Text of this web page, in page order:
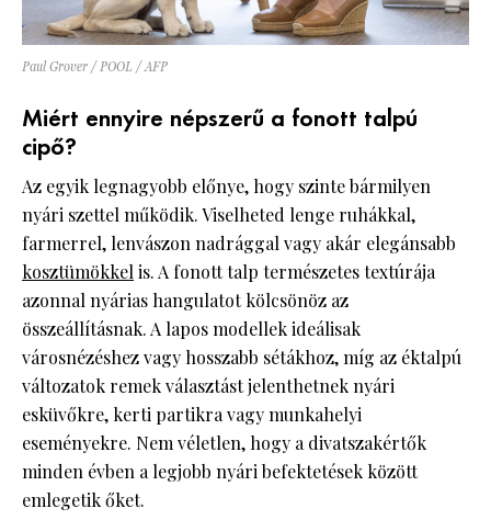
Paul Grover / POOL / AFP
Miért ennyire népszerű a fonott talpú
cipő?
Az egyik legnagyobb előnye, hogy szinte bármilyen
nyári szettel működik. Viselheted lenge ruhákkal,
farmerrel, lenvászon nadrággal vagy akár elegánsabb
kosztümökkel is. A fonott talp természetes textúrája
azonnal nyárias hangulatot kölcsönöz az
összeállításnak. A lapos modellek ideálisak
városnézéshez vagy hosszabb sétákhoz, míg az éktalpú
változatok remek választást jelenthetnek nyári
esküvőkre, kerti partikra vagy munkahelyi
eseményekre. Nem véletlen, hogy a divatszakértők
minden évben a legjobb nyári befektetések között
emlegetik őket.